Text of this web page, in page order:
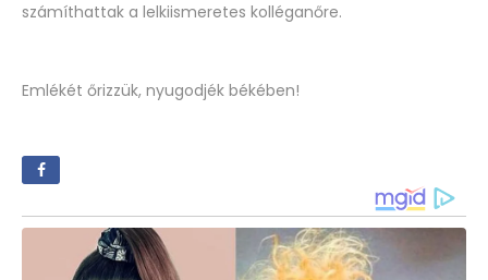
számíthattak a lelkiismeretes kolléganőre.
Emlékét őrizzük, nyugodjék békében!